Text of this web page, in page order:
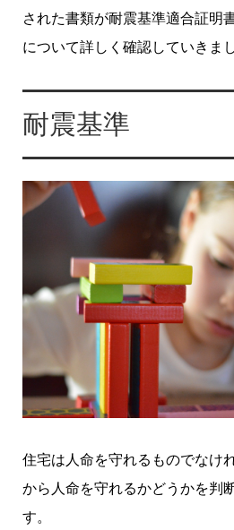
された書類が耐震基準適合証明
について詳しく確認していきま
耐震基準
住宅は人命を守れるものでなけ
から人命を守れるかどうかを判
す。